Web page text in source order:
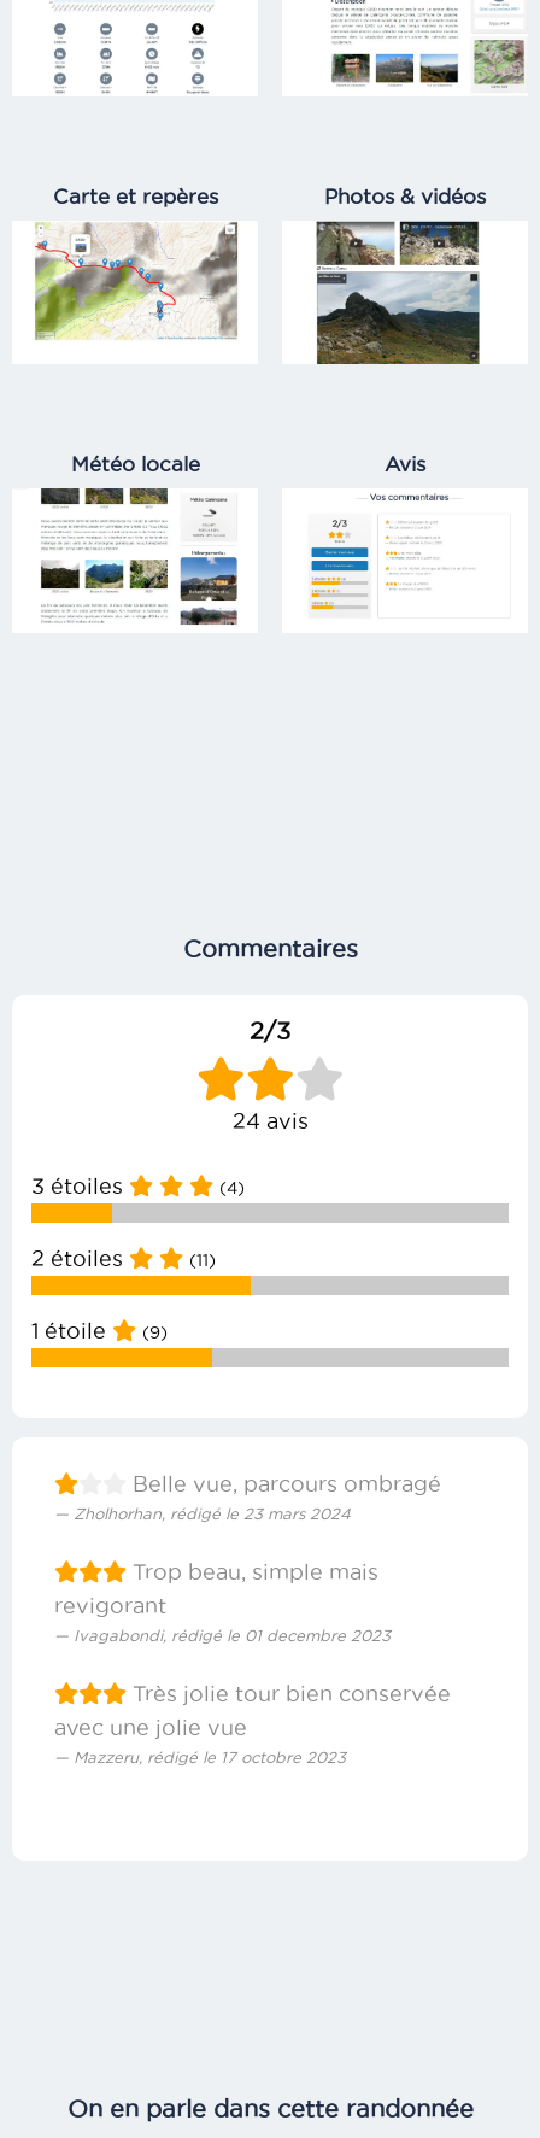
Carte et repères Photos & vidéos
Météo locale Avis
Commentaires
2/3
24 avis
3 étoiles (4)
2 étoiles (11)
1 étoile (9)
Belle vue, parcours ombragé
Zholhorhan, rédigé le 23 mars 2024
Trop beau, simple mais
revigorant
Ivagabondi, rédigé le 01 decembre 2023
Très jolie tour bien conservée
avec une jolie vue
Mazzeru, rédigé le 17 octobre 2023
On en parle dans cette randonnée